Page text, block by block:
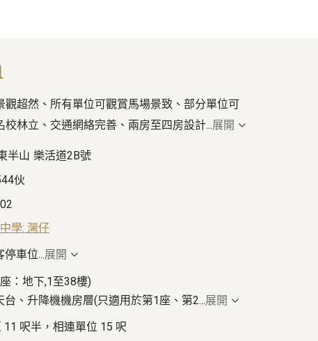
觀超然、所有單位可觀賞馬場景致、部分單位可
校林立、交通網絡完善、兩房至四房設計...展開
半山 樂活道2B號
伙
中學: 灣仔
停車位...展開
：地下,1至38樓)
台、升降機機房層(只適用於第1座、第2...展開
11 呎半，相連單位 15 呎